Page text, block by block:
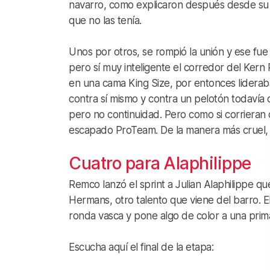
navarro, como explicaron después desde
que no las tenía.
Unos por otros, se rompió la unión y ese
pero sí muy inteligente el corredor del Kern
en una cama King Size, por entonces
contra sí mismo y contra un pelotón todavía
pero no continuidad. Pero como si
escapado ProTeam. De la manera más
Cuatro para Alaphilippe
Remco lanzó el sprint a Julian Alaphilippe
Hermans, otro talento que viene del barro.
ronda vasca y pone algo de color a una
Escucha aquí el final de la etapa: